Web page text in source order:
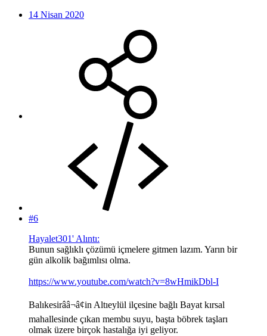
14 Nisan 2020
#6
Hayalet301' Alıntı:
Bunun sağlıklı çözümü içmelere gitmen lazım. Yarın bir
gün alkolik bağımlısı olma.
https://www.youtube.com/watch?v=8wHmikDbl-I
Balıkesirââ¬â¢in Altıeylül ilçesine bağlı Bayat kırsal
mahallesinde çıkan membu suyu, başta böbrek taşları
olmak üzere birçok hastalığa iyi geliyor.